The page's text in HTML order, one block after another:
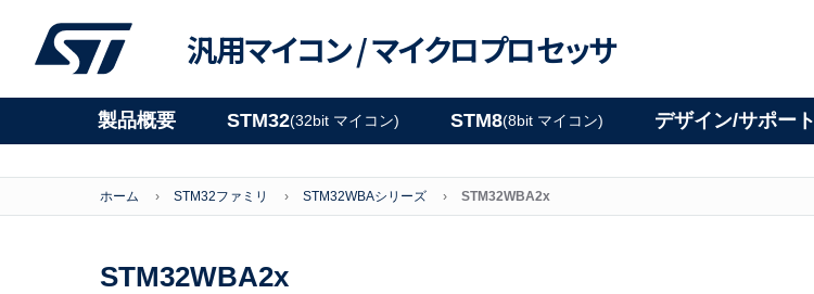
汎用マイコン /マイクロプロセッサ
製品概要 STM32(32bit マイコン) STM8(8bit マイコン) デザイン/サポート
ホーム STM32ファミリ STM32WBAシリーズ STM32WBA2x
STM32WBA2x